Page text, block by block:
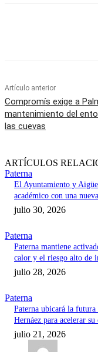
Artículo anterior
Compromís exige a
mantenimiento del
las cuevas
ARTÍCULOS
Paterna
El Ayuntamiento y
académico con una
julio 30, 2026
Paterna
Paterna mantiene
calor y el riesgo alto de
julio 28, 2026
Paterna
Paterna ubicará la
Hernáez para acelerar
julio 21, 2026